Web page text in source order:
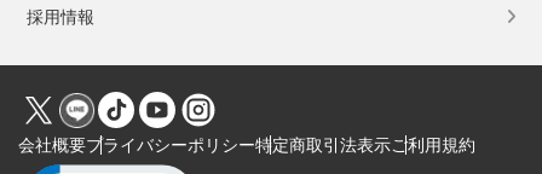
採用情報
会社概要プライバシーポリシー特定商取引法表示ご利用規約
Click to open certificate verification popup